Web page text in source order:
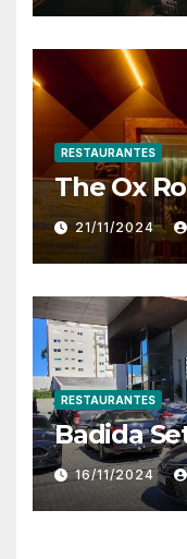
RESTAURANTES
The Ox
21/11/2024
RESTAURANTES
Badida
16/11/2024